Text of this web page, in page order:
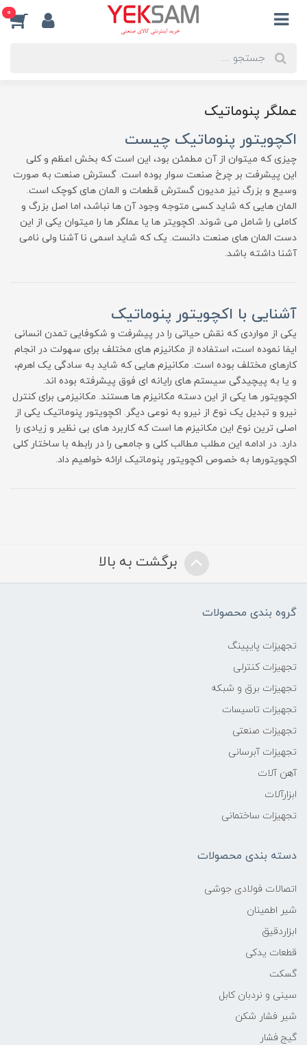
0
عملگر پنوماتیک
اکچویتور پنوماتیک چیست
چیزی که میتوان از آن مطمئن بود، این است که بخش اعظم و کلی
این پیشرفت بر چرخ صنعت سوار بوده است. گسترش صنعت به صورت
وسیع و بزرگ نیز مدیون گسترش قطعات و المان های کوچک است.
المان هایی که شاید کسی متوجه وجود آن ها نباشد، اما اصل بزرگ و
کاملی را شامل می شوند. اکچویتر ها یا عملگر ها را میتوان یکی از این
دست المان های صنعت دانست. یک که شاید اسمی نا آشنا ولی نامی
آشنا داشته باشد.
آشنایی با اکچویتور پنوماتیک
یکی از مواردی که نقش حیاتی را در پیشرفت و شکوفایی تمدن انسانی
ایفا نموده است، استفاده از مکانیزم های مختلف برای سهولت در انجام
کارهای مختلف بوده است. مکانیزم هایی که شاید به سادگی یک اهرم،
و یا به پیچیدگی سیستم های رایانه ای فوق پیشرفته بوده اند.
اکچویتور ها یکی از این دسته مکانیزم ها هستند. مکانیزمی برای کنترل
نیرو و تبدیل یک نوع از نیرو به نوعی دیگر. اکچویتور پنوماتیک یکی از
اصلی ترین نوع این مکانیزم ها است که کاربرد های بی نظیر و زیادی را
دارد. در ادامه این مطلب مطالب کلی و جامعی را در رابطه با ساختار کلی
اکچویتورها به خصوص اکچویتور پنوماتیک ارائه خواهیم داد.
برگشت به بالا
گروه بندی محصولات
تجهیزات پایپینگ
تجهیزات کنترلی
تجهیزات برق و شبکه
تجهیزات تاسیسات
تجهیزات صنعتی
تجهیزات آبرسانی
آهن آلات
ابزارآلات
تجهیزات ساختمانی
دسته بندی محصولات
اتصالات فولادی جوشی
شیر اطمینان
ابزاردقیق
قطعات یدکی
گسکت
سینی و نردبان کابل
شیر فشار شکن
گیج فشار